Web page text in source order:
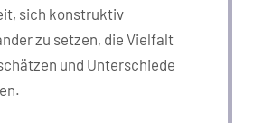
sich konstruktiv
zu setzen, die Vielfalt
und Unterschiede